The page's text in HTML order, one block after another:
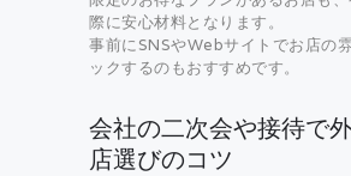
際に安心材料となります。
事前にSNSやWebサイトでお店の
ックするのもおすすめです。
会社の二次会や接待で
店選びのコツ